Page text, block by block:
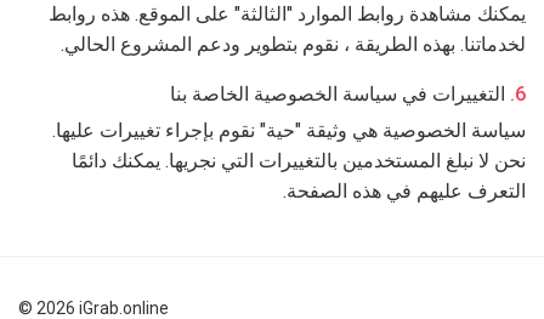
يمكنك مشاهدة روابط الموارد "الثالثة" على الموقع. هذه روابط
لخدماتنا. بهذه الطريقة ، نقوم بتطوير ودعم المشروع الحالي.
التغييرات في سياسة الخصوصية الخاصة بنا
سياسة الخصوصية هي وثيقة "حية" نقوم بإجراء تغييرات عليها.
نحن لا نبلغ المستخدمين بالتغييرات التي نجريها. يمكنك دائمًا
التعرف عليهم في هذه الصفحة.
© 2026 iGrab.online